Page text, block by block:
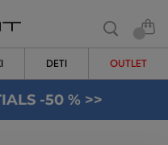
DETI OUTLET
-50 % >>